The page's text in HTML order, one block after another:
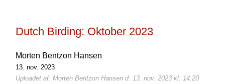
Dutch Birding: Oktober 2023
Morten Bentzon Hansen
13. nov. 2023
Uploadet af: Morten Bentzon Hansen d. 13. nov. 2023 kl. 14:20